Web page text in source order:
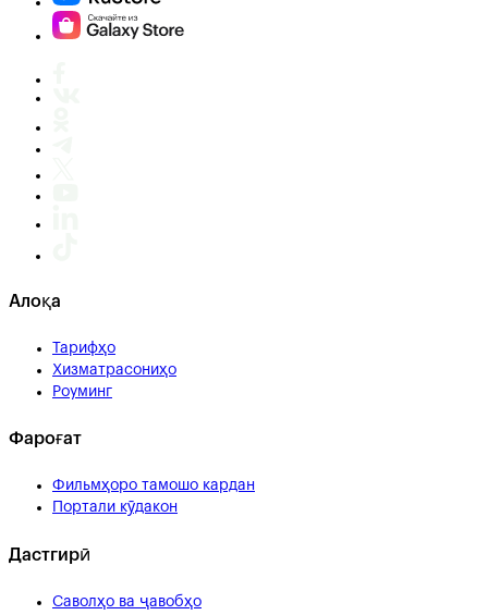
Алоқа
Тарифҳо
Хизматрасониҳо
Роуминг
Фароғат
Фильмҳоро тамошо кардан
Портали кӯдакон
Дастгирӣ
Саволҳо ва ҷавобҳо